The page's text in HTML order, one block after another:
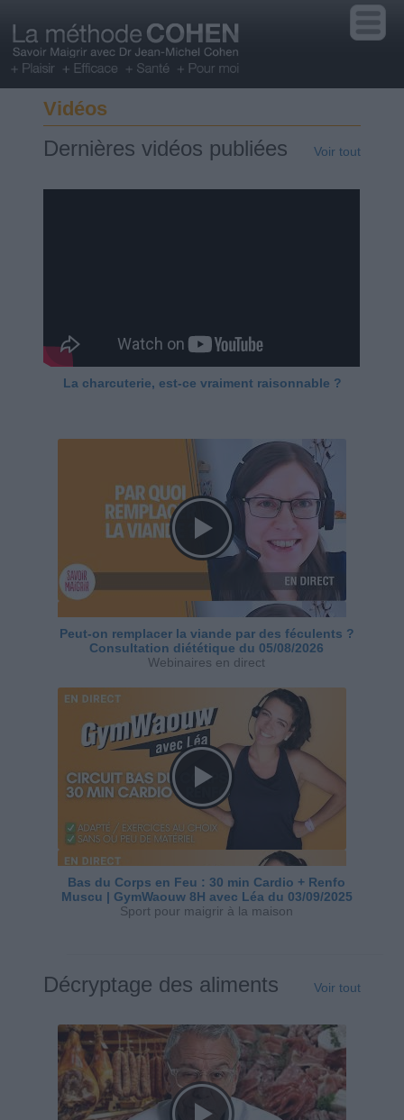
Vidéos
Dernières vidéos publiées Voir tout
La charcuterie, est-ce vraiment raisonnable ?
Peut-on remplacer la viande par des féculents ?
Consultation diététique du 05/08/2026
Webinaires en direct
Bas du Corps en Feu : 30 min Cardio + Renfo
Muscu | GymWaouw 8H avec Léa du 03/09/2025
Sport pour maigrir à la maison
Décryptage des aliments Voir tout